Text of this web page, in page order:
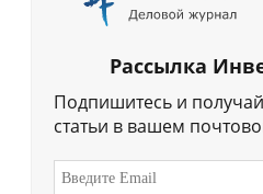
Рассылка
Подпишитесь и
статьи в вашем